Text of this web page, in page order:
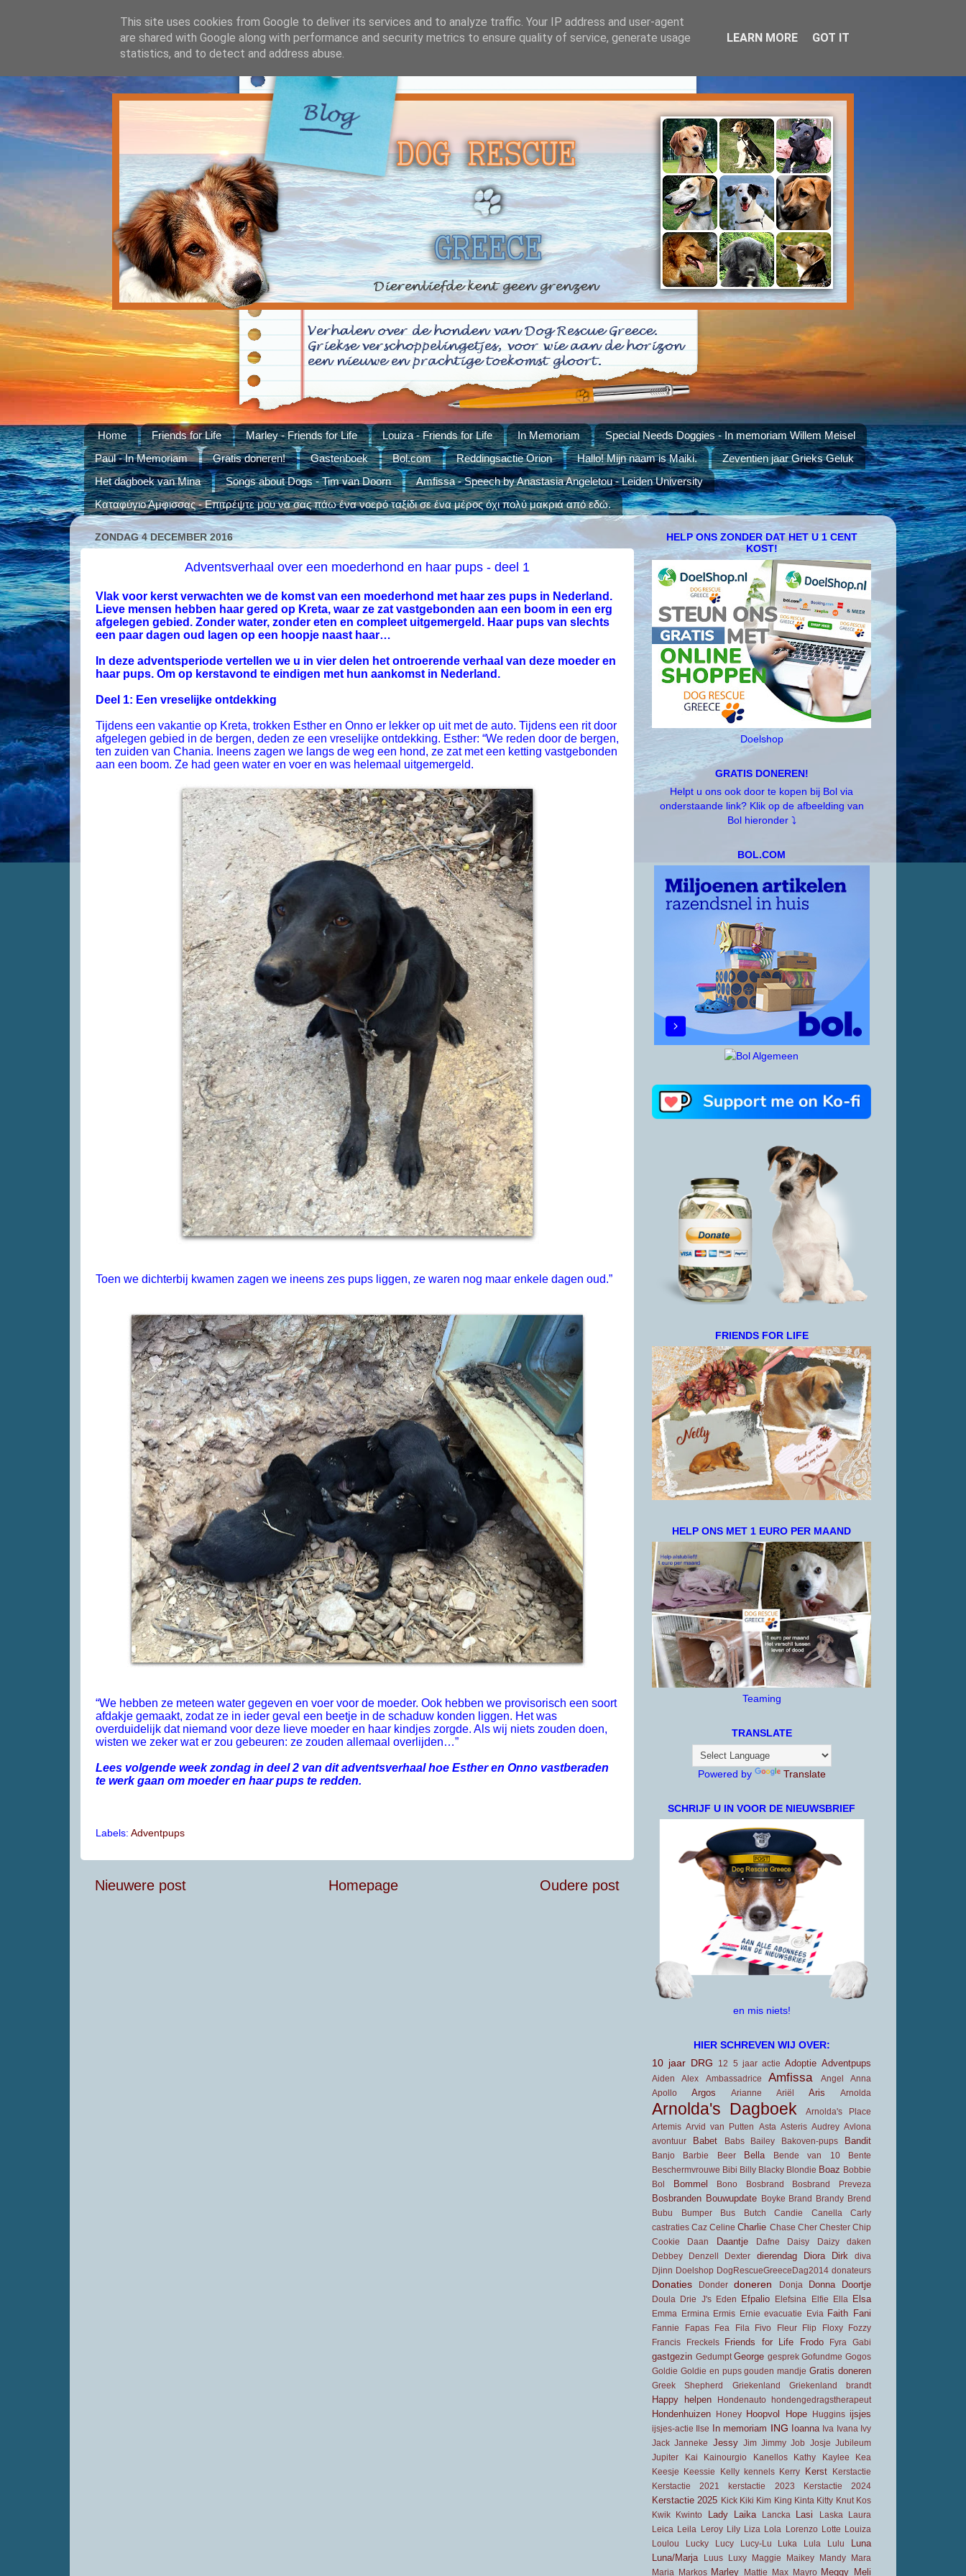
Home Friends for Life Marley - Friends for Life Louiza - Friends for Life In Memoriam
Special Needs Doggies - In memoriam Willem Meisel
Paul - In Memoriam
Gratis doneren! Gastenboek Bol.com Reddingsactie Orion Hallo! Mijn naam is Maiki.
Zeventien jaar Grieks Geluk
Het dagboek van Mina
Songs about Dogs - Tim van Doorn
Amfissa - Speech by Anastasia Angeletou - Leiden University
Καταφύγιο Άμφισσας - Επιτρέψτε μου να σας πάω ένα νοερό ταξίδι σε ένα μέρος όχι πολύ μακριά από εδώ.
ZONDAG 4 DECEMBER 2016
Adventsverhaal over een moederhond en haar pups - deel 1
Vlak voor kerst verwachten we de komst van een moederhond met haar zes pups in Nederland.
Lieve mensen hebben haar gered op Kreta, waar ze zat vastgebonden aan een boom in een erg
afgelegen gebied. Zonder water, zonder eten en compleet uitgemergeld. Haar pups van slechts
een paar dagen oud lagen op een hoopje naast haar…
In deze adventsperiode vertellen we u in vier delen het ontroerende verhaal van deze moeder en
haar pups. Om op kerstavond te eindigen met hun aankomst in Nederland.
Deel 1: Een vreselijke ontdekking
Tijdens een vakantie op Kreta, trokken Esther en Onno er lekker op uit met de auto. Tijdens een rit door
afgelegen gebied in de bergen, deden ze een vreselijke ontdekking. Esther: “We reden door de bergen,
ten zuiden van Chania. Ineens zagen we langs de weg een hond, ze zat met een ketting vastgebonden
aan een boom. Ze had geen water en voer en was helemaal uitgemergeld.
Toen we dichterbij kwamen zagen we ineens zes pups liggen, ze waren nog maar enkele dagen oud.”
“We hebben ze meteen water gegeven en voer voor de moeder. Ook hebben we provisorisch een soort
afdakje gemaakt, zodat ze in ieder geval een beetje in de schaduw konden liggen. Het was
overduidelijk dat niemand voor deze lieve moeder en haar kindjes zorgde. Als wij niets zouden doen,
wisten we zeker wat er zou gebeuren: ze zouden allemaal overlijden…”
Lees volgende week zondag in deel 2 van dit adventsverhaal hoe Esther en Onno vastberaden
te werk gaan om moeder en haar pups te redden.
Labels: Adventpups
Nieuwere post Oudere post
Homepage
HELP ONS ZONDER DAT HET U 1 CENT
KOST!
Doelshop
GRATIS DONEREN!
Helpt u ons ook door te kopen bij Bol via
onderstaande link? Klik op de afbeelding van
Bol hieronder ⤵️
BOL.COM
FRIENDS FOR LIFE
HELP ONS MET 1 EURO PER MAAND
Teaming
TRANSLATE
Powered by Translate
SCHRIJF U IN VOOR DE NIEUWSBRIEF
en mis niets!
HIER SCHREVEN WIJ OVER:
10 jaar DRG
12 5 jaar actie Adoptie Adventpups
Aiden Alex Ambassadrice Amfissa Angel
Anna
Apollo
Argos Arianne Ariël Aris Arnolda
Arnolda's Dagboek
Arnolda's Place
Artemis Arvid van Putten Asta Asteris Audrey Avlona
avontuur
Babet Babs Bailey Bakoven-pups Bandit
Banjo Barbie Beer Bella Bende van 10
Bente
Beschermvrouwe Bibi Billy Blacky Blondie Boaz Bobbie
Bol
Bommel Bono Bosbrand Bosbrand Preveza
Bosbranden Bouwupdate Boyke Brand Brandy Brend
Bubu
Bumper Bus Butch Candie Canella
Carly
castraties Caz Celine Charlie Chase Cher Chester Chip
Cookie
Daan Daantje Dafne Daisy Daizy
daken
Debbey
Denzell Dexter dierendag Diora Dirk
diva
Djinn Doelshop DogRescueGreeceDag2014 donateurs
Donaties Donder doneren Donja Donna Doortje
Doula Drie J's Eden Efpalio Elefsina Elfie Ella Elsa
Emma Ermina Ermis Ernie evacuatie Evia Faith Fani
Fannie Fapas Fea Fila Fivo Fleur Flip Floxy
Fozzy
Francis
Freckels Friends for Life Frodo Fyra Gabi
gastgezin Gedumpt George gesprek Gofundme Gogos
Goldie Goldie en pups gouden mandje Gratis doneren
Greek Shepherd Griekenland Griekenland brandt
Happy helpen Hondenauto hondengedragstherapeut
Hondenhuizen Honey Hoopvol Hope Huggins ijsjes
ijsjes-actie Ilse In memoriam ING Ioanna Iva Ivana Ivy
Jack Janneke Jessy Jim Jimmy Job Josje Jubileum
Jupiter
Kai Kainourgio Kanellos Kathy Kaylee
Kea
Keesje
Keessie Kelly kennels Kerry Kerst
Kerstactie
Kerstactie 2021
kerstactie 2023 Kerstactie 2024
Kerstactie 2025 Kick Kiki Kim King Kinta Kitty Knut Kos
Kwik
Kwinto Lady Laika Lancka Lasi Laska
Laura
Leica
Leila Leroy Lily Liza Lola Lorenzo Lotte
Louiza
Loulou
Lucky Lucy Lucy-Lu Luka Lula Lulu
Luna
Luna/Marja
Luus Luxy Maggie Maikey Mandy
Mara
Maria
Markos Marley Mattie Max Mayro Meggy Meli
This site uses cookies from Google to deliver its services and to analyze traffic. Your IP address and user-agent
are shared with Google along with performance and security metrics to ensure quality of service, generate usage
statistics, and to detect and address abuse.
LEARN MORE GOT IT